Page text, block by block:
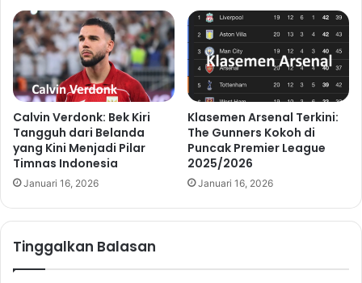
Calvin Verdonk: Bek Kiri
Tangguh dari Belanda
yang Kini Menjadi Pilar
Timnas Indonesia
Januari 16, 2026
Klasemen Arsenal Terkini:
The Gunners Kokoh di
Puncak Premier League
2025/2026
Januari 16, 2026
Tinggalkan Balasan